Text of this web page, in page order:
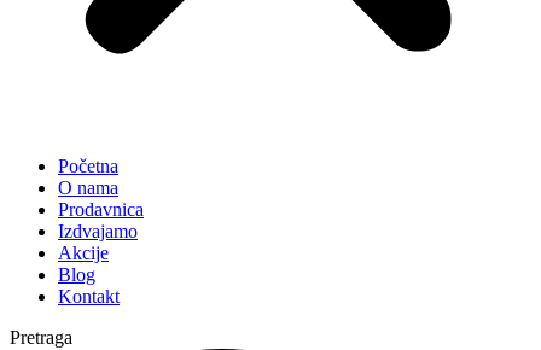
Početna
O nama
Prodavnica
Izdvajamo
Akcije
Blog
Kontakt
Pretraga